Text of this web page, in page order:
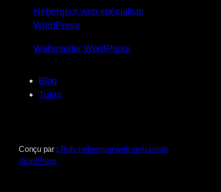
Hébergeur web spécialiste
WordPress
Webmaster WordPress
Blog
Tutos
Conçu par LRob, hébergeur web spécialiste
WordPress